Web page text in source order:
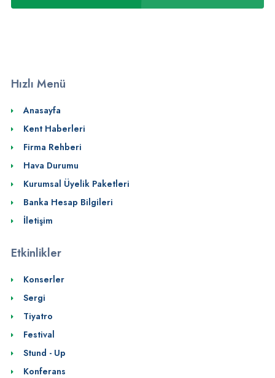
Hızlı Menü
Anasayfa
Kent Haberleri
Firma Rehberi
Hava Durumu
Kurumsal Üyelik Paketleri
Banka Hesap Bilgileri
İletişim
Etkinlikler
Konserler
Sergi
Tiyatro
Festival
Stund - Up
Konferans